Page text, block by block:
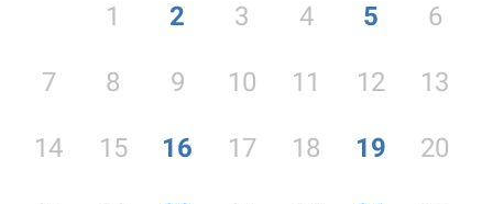
1 2 3 4 5 6
7 8 9 10 11 12 13
14 15 16 17 18 19 20